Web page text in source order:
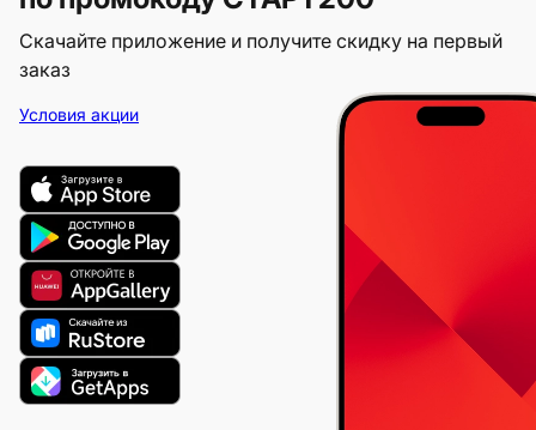
Скачайте приложение и получите скидку на первый
заказ
Условия акции